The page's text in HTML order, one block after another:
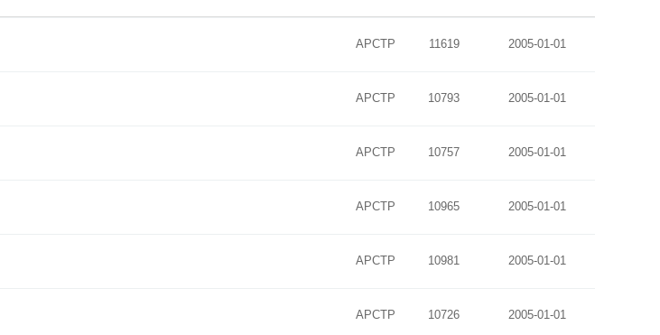
APCTP 11619 2005-01-01
APCTP 10793 2005-01-01
APCTP 10757 2005-01-01
APCTP 10965 2005-01-01
APCTP 10981 2005-01-01
APCTP 10726 2005-01-01